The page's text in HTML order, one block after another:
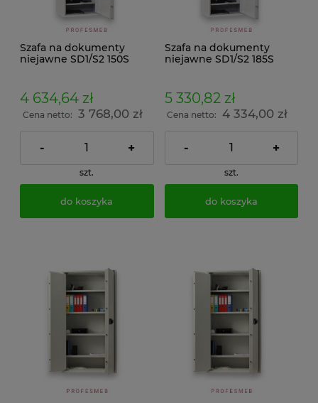
Szafa na dokumenty
niejawne SD1/S2 150S
4 634,64 zł
Cena netto: 3 768,00 zł
- +
szt.
do koszyka
Szafa na dokumenty
niejawne SD1/S2 185S
5 330,82 zł
Cena netto: 4 334,00 zł
- +
szt.
do koszyka